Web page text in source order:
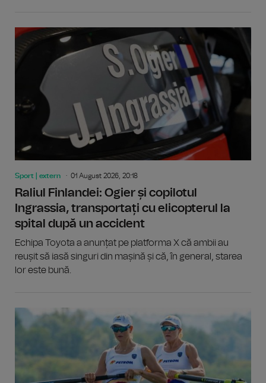
Sport | extern 01 August 2026, 20:18
Raliul Finlandei: Ogier și copilotul
Ingrassia, transportați cu elicopterul la
spital după un accident
Echipa Toyota a anunțat pe platforma X că ambii au
reușit să iasă singuri din mașină și că, în general, starea
lor este bună.